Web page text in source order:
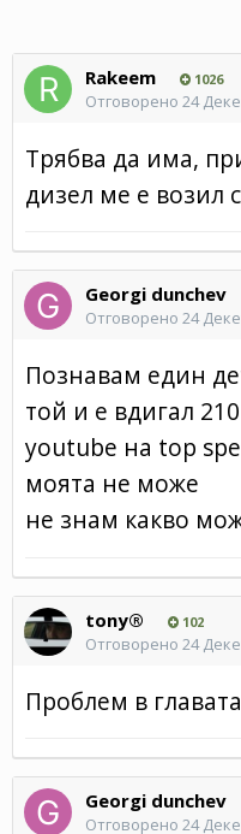
Rakeem 1026
Отговорено 24
Трябва да има,
дизел ме е возил
Georgi dunchev
Отговорено 24
Познавам един
той и е вдигал
youtube на top
моята не може
не знам какво
tony® 102
Отговорено 24
Проблем в
Georgi dunchev
Отговорено 24